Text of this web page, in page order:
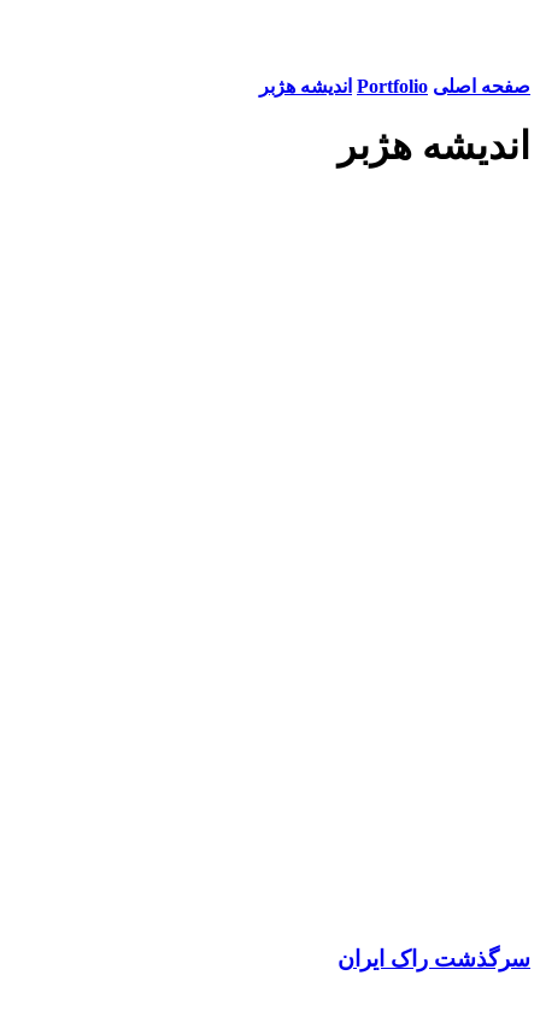
صفحه اصلی Portfolio اندیشه هژبر
اندیشه هژبر
سرگذشت راک ایران